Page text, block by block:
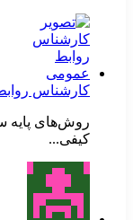
کارشناس
روش‌های پایه
کیفی...